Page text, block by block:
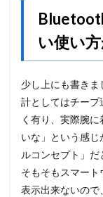
い使い
少し上にも書き
計としてはチー
く有り、実際腕
いな」という感
ルコンセプト」だ
そもそもスマー
表示出来ないので